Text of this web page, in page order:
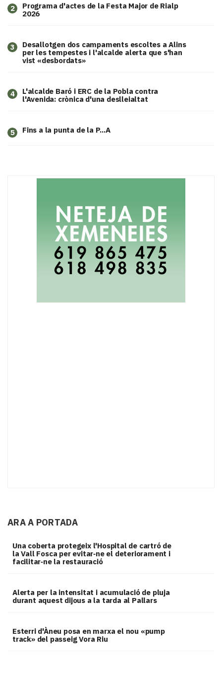
2
Programa d'actes de la Festa Major de Rialp
2026
3
​Desallotgen dos campaments escoltes a Alins
per les tempestes i l'alcalde alerta que s'han
vist «desbordats»
4
L'alcalde Baró i ERC de la Pobla contra
l'Avenida: crònica d'una deslleialtat
5 Fins a la punta de la P...A
ARA A PORTADA
Una coberta protegeix l'Hospital de cartró de
la Vall Fosca per evitar‑ne el deteriorament i
facilitar‑ne la restauració
Alerta per la intensitat i acumulació de pluja
durant aquest dijous a la tarda al Pallars
Esterri d'Àneu posa en marxa el nou «pump
track» del passeig Vora Riu